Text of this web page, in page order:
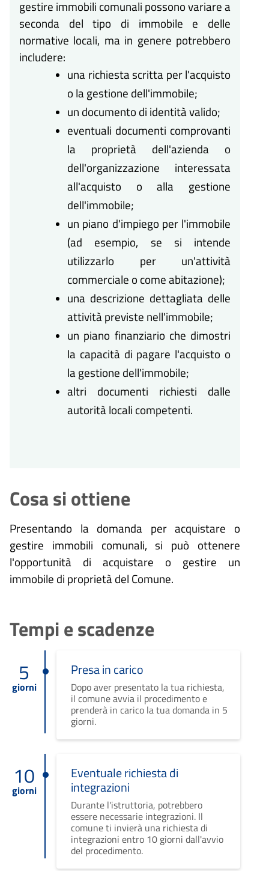
gestire immobili comunali possono variare a
seconda del tipo di immobile e delle
normative locali, ma in genere potrebbero
includere:
una richiesta scritta per l'acquisto
o la gestione dell'immobile;
un documento di identità valido;
eventuali documenti comprovanti
la proprietà dell'azienda o
dell'organizzazione interessata
all'acquisto o alla gestione
dell'immobile;
un piano d'impiego per l'immobile
(ad esempio, se si intende
utilizzarlo per un'attività
commerciale o come abitazione);
una descrizione dettagliata delle
attività previste nell'immobile;
un piano finanziario che dimostri
la capacità di pagare l'acquisto o
la gestione dell'immobile;
altri documenti richiesti dalle
autorità locali competenti.
Cosa si ottiene
Presentando la domanda per acquistare o
gestire immobili comunali, si può ottenere
l'opportunità di acquistare o gestire un
immobile di proprietà del Comune.
Tempi e scadenze
5
giorni
Presa in carico
Dopo aver presentato la tua richiesta,
il comune avvia il procedimento e
prenderà in carico la tua domanda in 5
giorni.
10
giorni
Eventuale richiesta di
integrazioni
Durante l'istruttoria, potrebbero
essere necessarie integrazioni. Il
comune ti invierà una richiesta di
integrazioni entro 10 giorni dall'avvio
del procedimento.